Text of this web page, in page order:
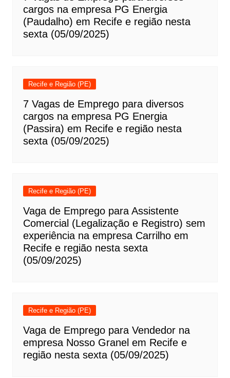
cargos na empresa PG Energia
(Paudalho) em Recife e região nesta
sexta (05/09/2025)
Recife e Região (PE)
7 Vagas de Emprego para diversos
cargos na empresa PG Energia
(Passira) em Recife e região nesta
sexta (05/09/2025)
Recife e Região (PE)
Vaga de Emprego para Assistente
Comercial (Legalização e Registro) sem
experiência na empresa Carrilho em
Recife e região nesta sexta
(05/09/2025)
Recife e Região (PE)
Vaga de Emprego para Vendedor na
empresa Nosso Granel em Recife e
região nesta sexta (05/09/2025)